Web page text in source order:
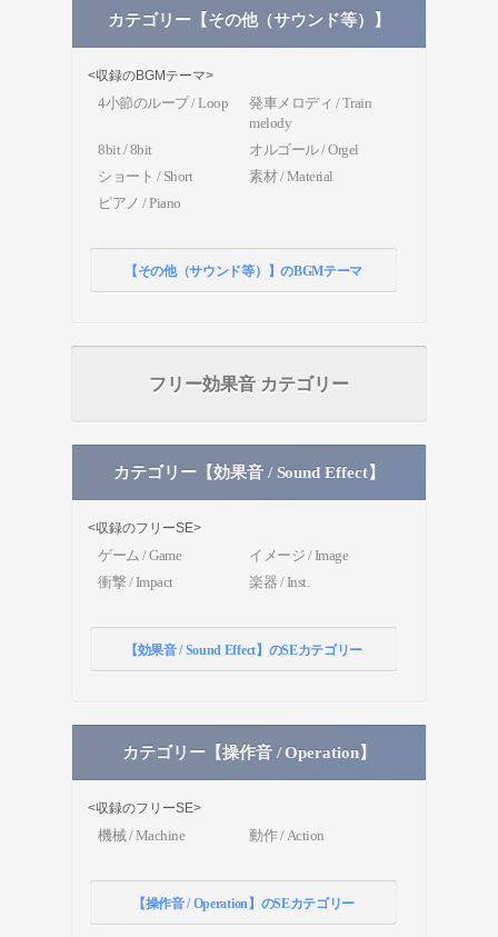
カテゴリー【その他（サウンド等）】
<収録のBGMテーマ>
4小節のループ / Loop
発車メロディ / Train
melody
8bit / 8bit
オルゴール / Orgel
ショート / Short
素材 / Material
ピアノ / Piano
【その他（サウンド等）】のBGMテーマ
フリー効果音 カテゴリー
カテゴリー【効果音 / Sound Effect】
<収録のフリーSE>
ゲーム / Game
イメージ / Image
衝撃 / Impact
楽器 / Inst.
【効果音 / Sound Effect】のSEカテゴリー
カテゴリー【操作音 / Operation】
<収録のフリーSE>
機械 / Machine 動作 / Action
【操作音 / Operation】のSEカテゴリー